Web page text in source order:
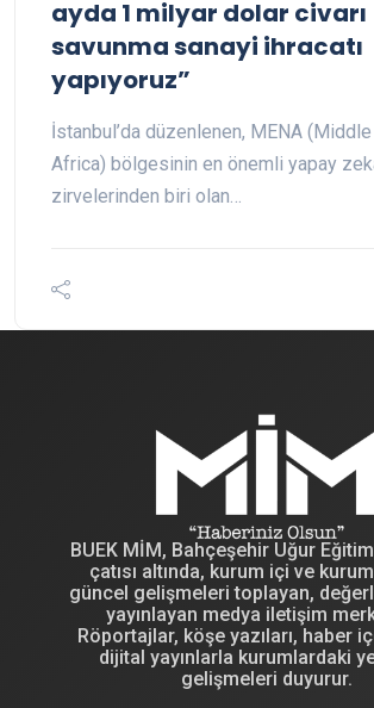
ayda 1 milyar dolar civarı
savunma sanayi ihracatı
yapıyoruz”
İstanbul’da düzenlenen, MENA
Africa) bölgesinin en önemli yapay
zirvelerinden biri olan…
BUEK MİM, Bahçeşehir Uğur
çatısı altında, kurum içi ve
güncel gelişmeleri toplayan,
yayınlayan medya iletişim
Röportajlar, köşe yazıları, haber
dijital yayınlarla kurumlardaki
gelişmeleri duyurur.